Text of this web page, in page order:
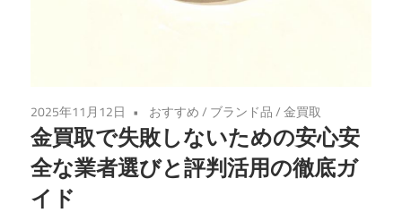
2025年11月12日 おすすめ/ ブランド品/金買取
金買取で失敗しないための安心安
全な業者選びと評判活用の徹底ガ
イド